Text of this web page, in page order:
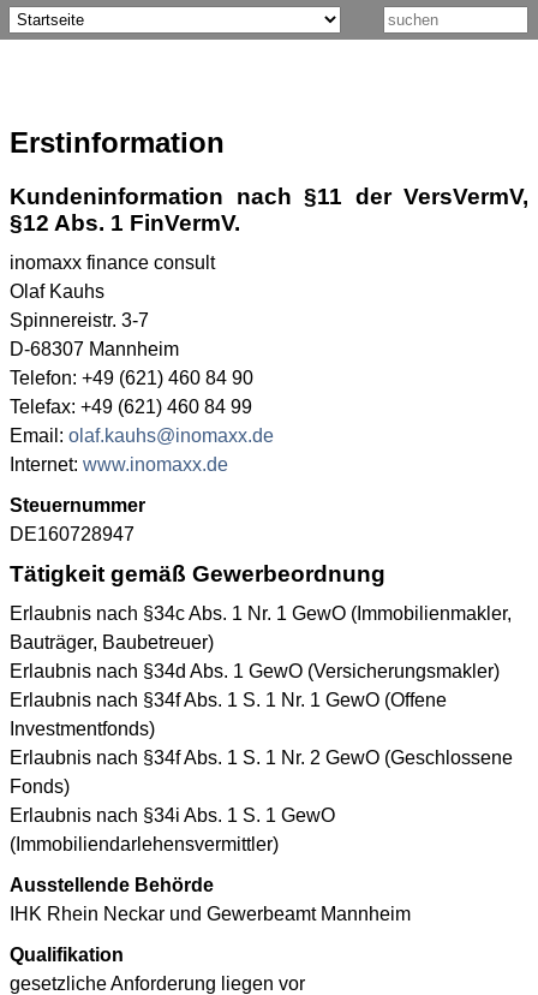
Erstinformation
Kundeninformation nach §11 der VersVermV,
§12 Abs. 1 FinVermV.
inomaxx finance consult
Olaf Kauhs
Spinnereistr. 3-7
D-68307 Mannheim
Telefon: +49 (621) 460 84 90
Telefax: +49 (621) 460 84 99
Email: olaf.kauhs@inomaxx.de
Internet: www.inomaxx.de
Steuernummer
DE160728947
Tätigkeit gemäß Gewerbeordnung
Erlaubnis nach §34c Abs. 1 Nr. 1 GewO (Immobilienmakler,
Bauträger, Baubetreuer)
Erlaubnis nach §34d Abs. 1 GewO (Versicherungsmakler)
Erlaubnis nach §34f Abs. 1 S. 1 Nr. 1 GewO (Offene
Investmentfonds)
Erlaubnis nach §34f Abs. 1 S. 1 Nr. 2 GewO (Geschlossene
Fonds)
Erlaubnis nach §34i Abs. 1 S. 1 GewO
(Immobiliendarlehensvermittler)
Ausstellende Behörde
IHK Rhein Neckar und Gewerbeamt Mannheim
Qualifikation
gesetzliche Anforderung liegen vor